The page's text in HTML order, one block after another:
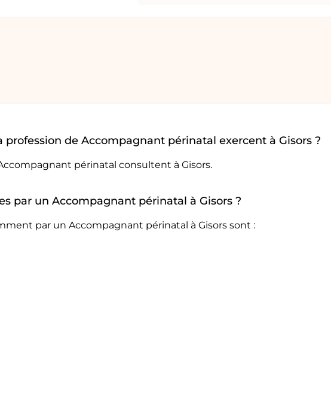
de Accompagnant périnatal exercent à Gisors ?
périnatal consultent à Gisors.
par un Accompagnant périnatal à Gisors ?
par un Accompagnant périnatal à Gisors sont :